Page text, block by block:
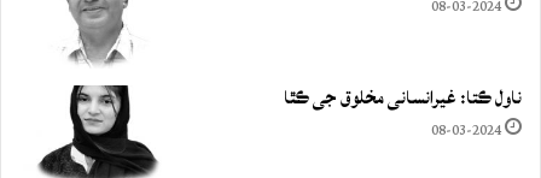
08-03-2024
ناول ڪتا: غيرانساني مخلوق جي ڪٿا
08-03-2024